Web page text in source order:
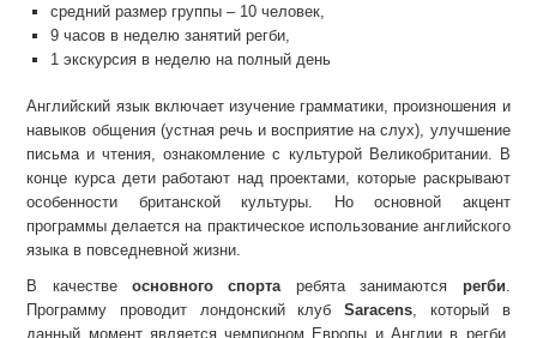
средний размер группы – 10 человек,
9 часов в неделю занятий регби,
1 экскурсия в неделю на полный день
Английский язык включает изучение грамматики, произношения и
навыков общения (устная речь и восприятие на слух), улучшение
письма и чтения, ознакомление с культурой Великобритании. В
конце курса дети работают над проектами, которые раскрывают
особенности британской культуры. Но основной акцент
программы делается на практическое использование английского
языка в повседневной жизни.
В качествеосновного спортаребята занимаются регби.
Программу проводит лондонский клубSaracens, который в
данный момент является чемпионом Европы и Англии в регби.